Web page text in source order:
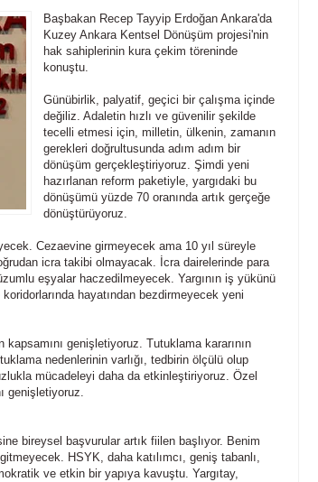
Başbakan Recep Tayyip Erdoğan Ankara'da
Kuzey Ankara Kentsel Dönüşüm projesi'nin
hak sahiplerinin kura çekim töreninde
konuştu.
Günübirlik, palyatif, geçici bir çalışma içinde
değiliz. Adaletin hızlı ve güvenilir şekilde
tecelli etmesi için, milletin, ülkenin, zamanın
gerekleri doğrultusunda adım adım bir
dönüşüm gerçekleştiriyoruz. Şimdi yeni
hazırlanan reform paketiyle, yargıdaki bu
dönüşümü yüzde 70 oranında artık gerçeğe
dönüştürüyoruz.
Cezaevine girmeyecek ama 10 yıl süreyle
icra takibi olmayacak. İcra dairelerinde para
eşyalar haczedilmeyecek. Yargının iş yükünü
hayatından bezdirmeyecek yeni
genişletiyoruz. Tutuklama kararının
nedenlerinin varlığı, tedbirin ölçülü olup
mücadeleyi daha da etkinleştiriyoruz. Özel
genişletiyoruz.
bireysel başvurular artık fiilen başlıyor. Benim
HSYK, daha katılımcı, geniş tabanlı,
ve etkin bir yapıya kavuştu. Yargıtay,